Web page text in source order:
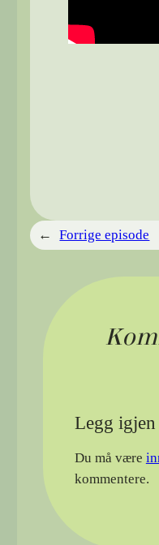
← Forrige episode
Legg
Du må være
kommentere.